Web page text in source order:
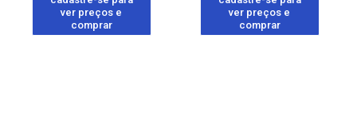
ver preços e
comprar
ver preços e
comprar